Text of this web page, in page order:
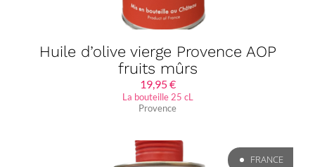
Huile d’olive vierge Provence AOP
fruits mûrs
19,95€
La bouteille 25 cL
Provence
FRANCE